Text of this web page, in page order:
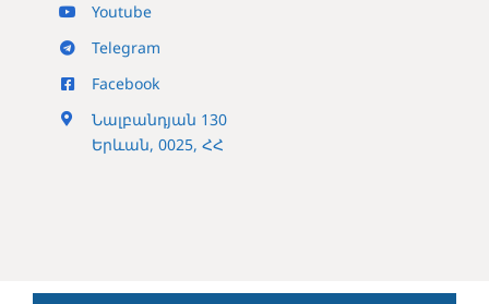
Youtube
Telegram
Facebook
Նալբանդյան 130
Երևան, 0025, ՀՀ